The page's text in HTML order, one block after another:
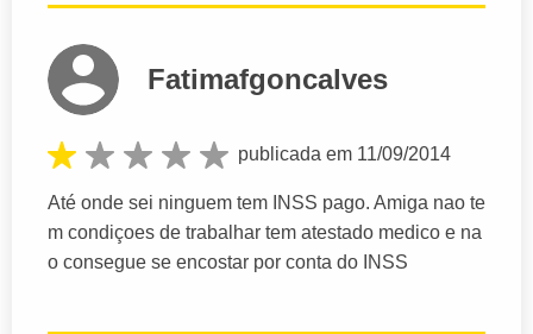
Fatimafgoncalves
publicada em 11/09/2014
Até onde sei ninguem tem INSS pago. Amiga nao te
m condiçoes de trabalhar tem atestado medico e na
o consegue se encostar por conta do INSS